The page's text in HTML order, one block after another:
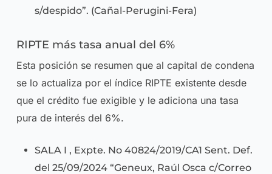
s/despido”. (Cañal-Perugini-Fera)
RIPTE más tasa anual del 6%
Esta posición se resumen que al capital de condena
se lo actualiza por el índice RIPTE existente desde
que el crédito fue exigible y le adiciona una tasa
pura de interés del 6%.
SALA I , Expte. No 40824/2019/CA1 Sent. Def.
del 25/09/2024 “Geneux, Raúl Osca c/Correo